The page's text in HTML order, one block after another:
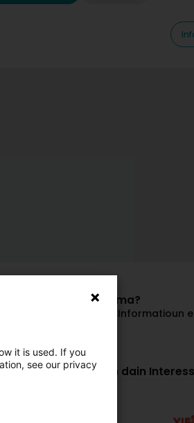
vun dëser Firma?
an update Är Informatioun
Sujet hunn och dain
it is used. If you
see our privacy